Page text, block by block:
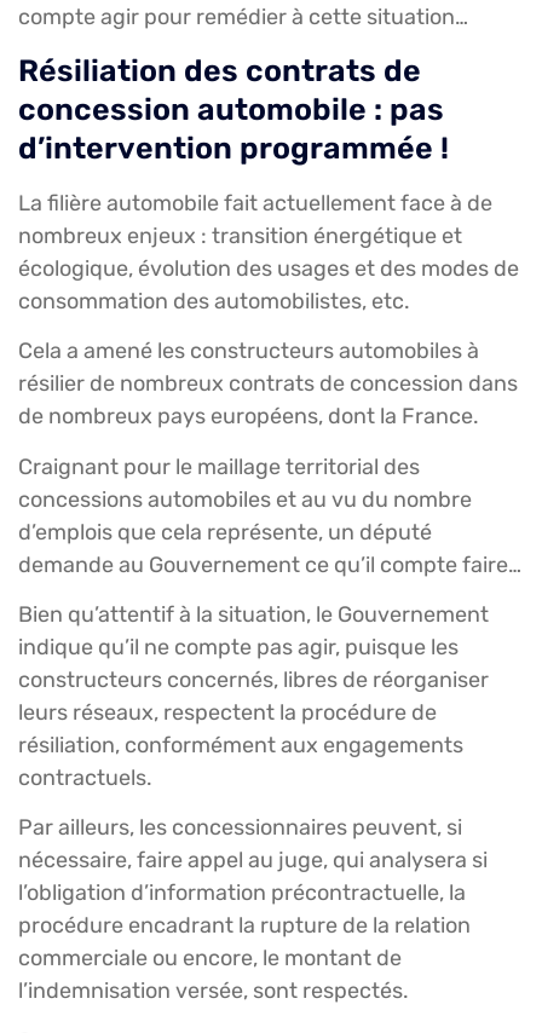
compte agir pour remédier à cette situation…
Résiliation des contrats de
concession automobile : pas
d’intervention programmée !
La filière automobile fait actuellement face à de
nombreux enjeux : transition énergétique et
écologique, évolution des usages et des modes de
consommation des automobilistes, etc.
Cela a amené les constructeurs automobiles à
résilier de nombreux contrats de concession dans
de nombreux pays européens, dont la France.
Craignant pour le maillage territorial des
concessions automobiles et au vu du nombre
d’emplois que cela représente, un député
demande au Gouvernement ce qu’il compte faire…
Bien qu’attentif à la situation, le Gouvernement
indique qu’il ne compte pas agir, puisque les
constructeurs concernés, libres de réorganiser
leurs réseaux, respectent la procédure de
résiliation, conformément aux engagements
contractuels.
Par ailleurs, les concessionnaires peuvent, si
nécessaire, faire appel au juge, qui analysera si
l’obligation d’information précontractuelle, la
procédure encadrant la rupture de la relation
commerciale ou encore, le montant de
l’indemnisation versée, sont respectés.